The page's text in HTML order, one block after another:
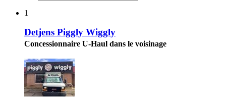
1
Detjens Piggly Wiggly
Concessionnaire U-Haul dans le voisinage